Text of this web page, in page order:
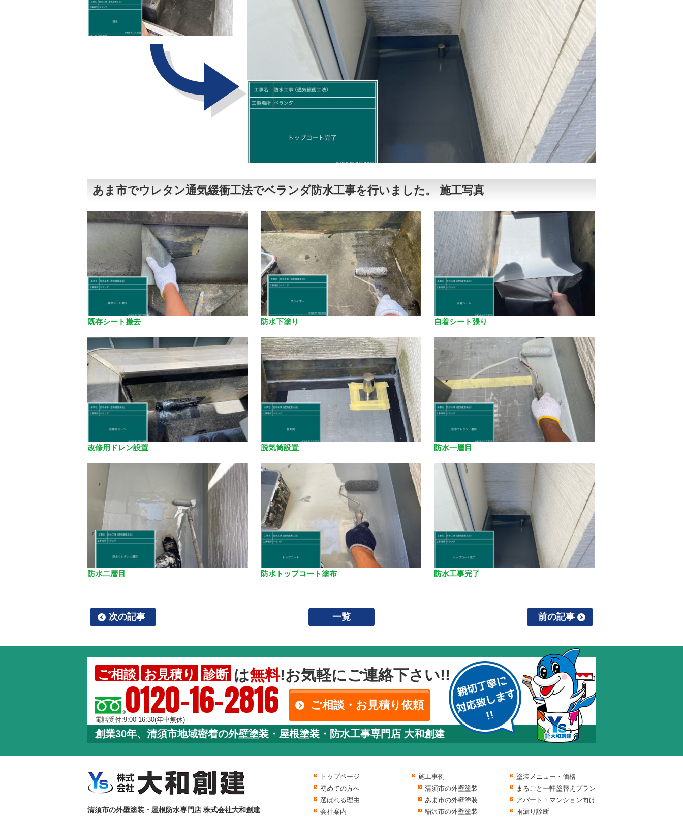
あま市でウレタン通気緩衝工法でベランダ防水工事を行いました。 施工写真
既存シート撤去 防水下塗り 自着シート張り
改修用ドレン設置 脱気筒設置 防水一層目
防水二層目 防水トップコート塗布 防水工事完了
次の記事 一覧 前の記事
ご相談 お見積り 診断 は無料!お気軽にご連絡下さい!!
0120-16-2816
電話受付:9:00-16:30(年中無休)
ご相談・お見積り依頼
創業30年、清須市地域密着の外壁塗装・屋根塗装・防水工事専門店 大和創建
清須市の外壁塗装・屋根防水専門店 株式会社大和創建
トップページ
初めての方へ
選ばれる理由
会社案内
施工事例
清須市の外壁塗装
あま市の外壁塗装
稲沢市の外壁塗装
塗装メニュー・価格
まるごと一軒塗替えプラン
アパート・マンション向け
雨漏り診断